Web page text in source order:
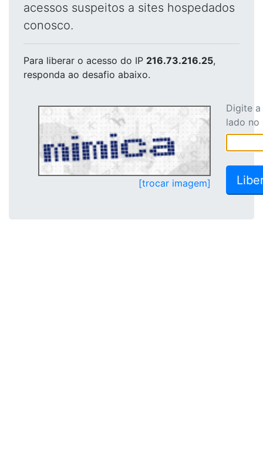
acessos suspeitos a sites hospedados
conosco.
Para liberar o acesso do IP 216.73.216.25,
responda ao desafio abaixo.
[trocar imagem]
Digite
lado no